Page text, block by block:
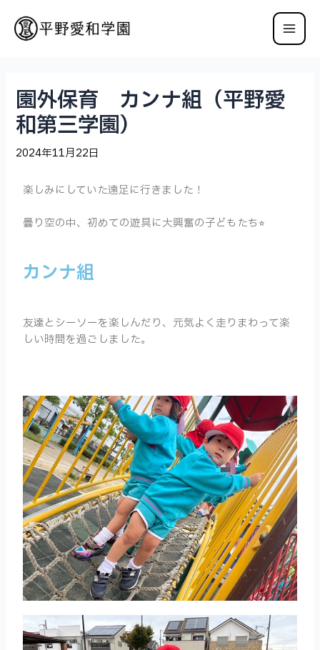
園外保育 カンナ組（平野愛
和第三学園）
2024年11月22日
楽しみにしていた遠足に行きました！
曇り空の中、初めての遊具に大興奮の子どもたち⭐︎
カンナ組
友達とシーソーを楽しんだり、元気よく走りまわって楽
しい時間を過ごしました。